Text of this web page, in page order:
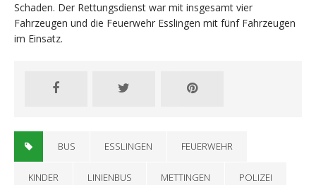
Schaden. Der Rettungsdienst war mit insgesamt vier
Fahrzeugen und die Feuerwehr Esslingen mit fünf Fahrzeugen
im Einsatz.
BUS ESSLINGEN FEUERWEHR
KINDER LINIENBUS METTINGEN POLIZEI